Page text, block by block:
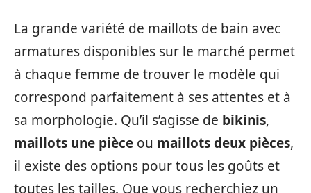
La grande variété de maillots de bain avec
armatures disponibles sur le marché permet
à chaque femme de trouver le modèle qui
correspond parfaitement à ses attentes et à
sa morphologie. Qu’il s’agisse de bikinis,
maillots une pièce ou maillots deux pièces,
il existe des options pour tous les goûts et
toutes les tailles. Que vous recherchiez un